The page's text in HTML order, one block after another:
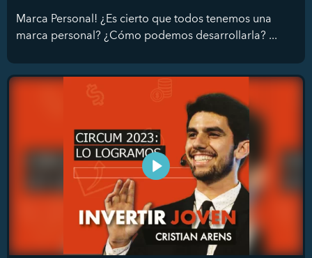
Marca Personal! ¿Es cierto que todos tenemos una
marca personal? ¿Cómo podemos desarrollarla? ...